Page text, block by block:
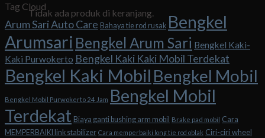
Tidak ada produk di keranjang.
Tag Cloud
Arum Sari Auto Care Bahaya tie rod rusak Bengkel
Arumsari Bengkel Arum Sari Bengkel Kaki-
Kaki Purwokerto Bengkel Kaki Kaki Mobil Terdekat
Bengkel Kaki Mobil Bengkel Mobil
Bengkel Mobil Purwokerto 24 Jam Bengkel Mobil
Terdekat Biaya ganti bushing arm mobil Brake pad mobil Cara
MEMPERBAIKI link stabilizer Cara memperbaiki long tie rod oblak Ciri-ciri wheel